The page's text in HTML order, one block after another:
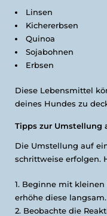
Linsen
Kichererbsen
Quinoa
Sojabohnen
Erbsen
Diese Lebensmittel
deines Hundes zu
Tipps zur Umstellung
Die Umstellung auf
schrittweise erfolgen.
Beginne mit kleinen
erhöhe diese langsam.
Beobachte die